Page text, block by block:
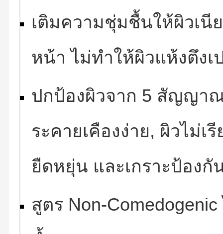
เติมความชุ่มชื้นให้ผิวเ
หน้า ไม่ทำให้ผิวแห้งตึงเ
ปกป้องผิวจาก 5 สัญญา
ระคายเคืองง่าย, ผิวไม่
ยืดหยุ่น และเกราะป้อง
สูตร Non-